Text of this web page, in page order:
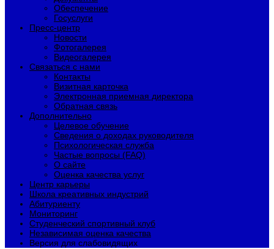
Обеспечение
Госуслуги
Пресс-центр
Новости
Фотогалерея
Видеогалерея
Связаться с нами
Контакты
Визитная карточка
Электронная приемная директора
Обратная связь
Дополнительно
Целевое обучение
Сведения о доходах руководителя
Психологическая служба
Частые вопросы (FAQ)
О сайте
Оценка качества услуг
Центр карьеры
Школа креативных индустрий
Абитуриенту
Мониторинг
Студенческий спортивный клуб
Независимая оценка качества
Версия для слабовидящих